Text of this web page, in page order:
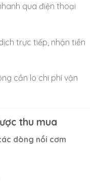
qua điện thoại
trực tiếp, nhận tiền
cần lo chi phí vận
thu mua
dòng nồi cơm